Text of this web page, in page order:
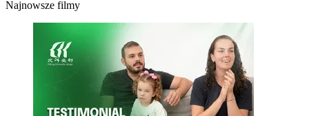
Najnowsze filmy